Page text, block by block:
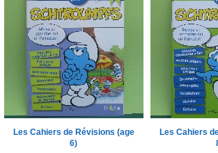
Les Cahiers de Révisions (age
6)
Les Cahiers